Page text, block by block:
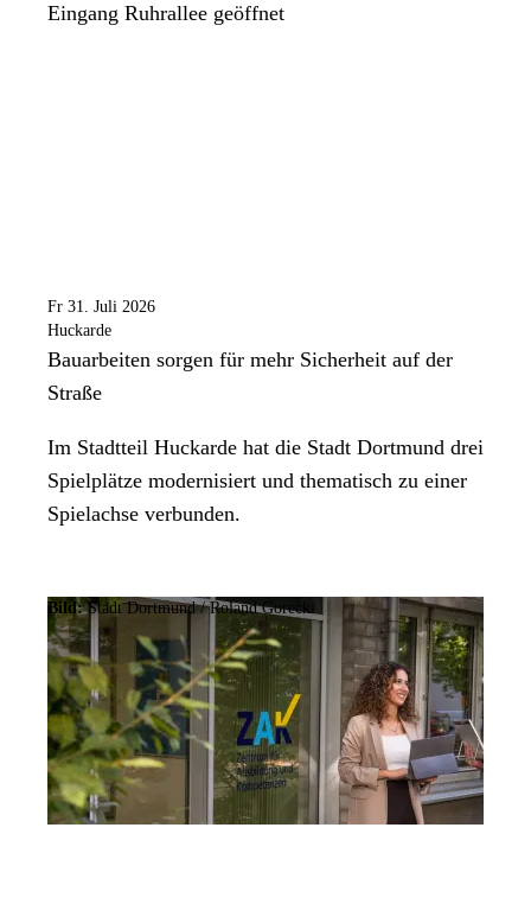
Eingang Ruhrallee geöffnet
Fr 31. Juli 2026
Huckarde
Bauarbeiten sorgen für mehr Sicherheit auf der
Straße
Im Stadtteil Huckarde hat die Stadt Dortmund drei
Spielplätze modernisiert und thematisch zu einer
Spielachse verbunden.
Bild:Stadt Dortmund / Roland Gorecki